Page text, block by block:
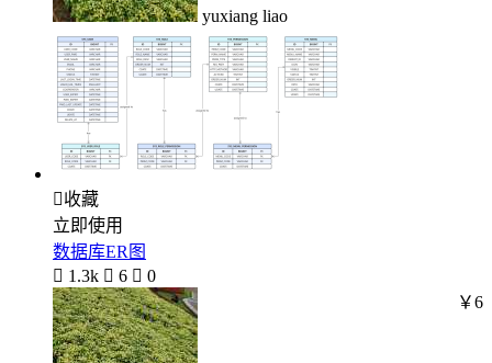
yuxiang liao
收藏
立即使用
数据库ER图
 1.3k  6  0
￥6